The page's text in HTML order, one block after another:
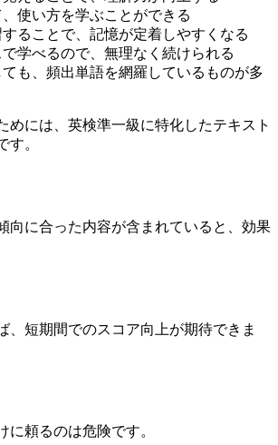
使い方を学ぶことができる
ることで、記憶が定着しやすくなる
学べるので、無理なく続けられる
も、頻出単語を網羅しているものが多
めには、英検準一級に特化したテキスト
す。
向に合った内容が含まれていると、効果
、短期間でのスコア向上が期待できま
に頼るのは危険です。